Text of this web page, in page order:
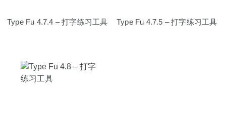
Type Fu 4.7.4 – 打字练习工具 Type Fu 4.7.5 – 打字练习工具